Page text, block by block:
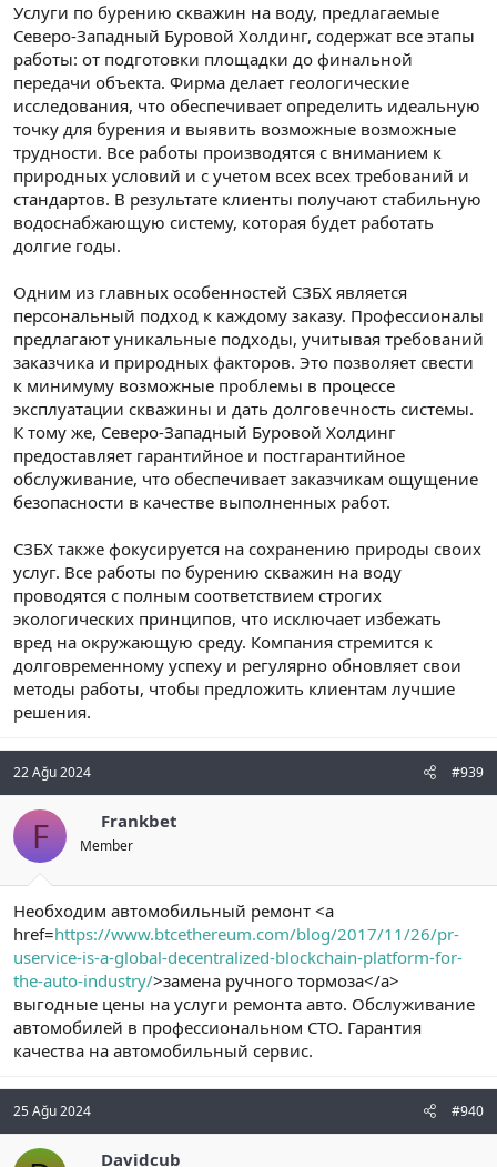
Услуги по бурению скважин на воду, предлагаемые
Северо-Западный Буровой Холдинг, содержат все этапы
работы: от подготовки площадки до финальной
передачи объекта. Фирма делает геологические
исследования, что обеспечивает определить идеальную
точку для бурения и выявить возможные возможные
трудности. Все работы производятся с вниманием к
природных условий и с учетом всех всех требований и
стандартов. В результате клиенты получают стабильную
водоснабжающую систему, которая будет работать
долгие годы.
Одним из главных особенностей СЗБХ является
персональный подход к каждому заказу. Профессионалы
предлагают уникальные подходы, учитывая требований
заказчика и природных факторов. Это позволяет свести
к минимуму возможные проблемы в процессе
эксплуатации скважины и дать долговечность системы.
К тому же, Северо-Западный Буровой Холдинг
предоставляет гарантийное и постгарантийное
обслуживание, что обеспечивает заказчикам ощущение
безопасности в качестве выполненных работ.
СЗБХ также фокусируется на сохранению природы своих
услуг. Все работы по бурению скважин на воду
проводятся с полным соответствием строгих
экологических принципов, что исключает избежать
вред на окружающую среду. Компания стремится к
долговременному успеху и регулярно обновляет свои
методы работы, чтобы предложить клиентам лучшие
решения.
22 Ağu 2024 #939
F Frankbet
Member
Необходим автомобильный ремонт <a
href=https://www.btcethereum.com/blog/2017/11/26/pr-
uservice-is-a-global-decentralized-blockchain-platform-for-
the-auto-industry/>замена ручного тормоза</a>
выгодные цены на услуги ремонта авто. Обслуживание
автомобилей в профессиональном СТО. Гарантия
качества на автомобильный сервис.
25 Ağu 2024 #940
Davidcub